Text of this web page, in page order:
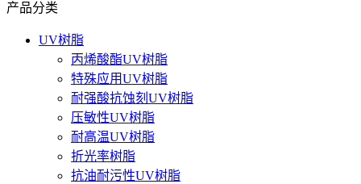
产品分类
UV树脂
丙烯酸酯UV树脂
特殊应用UV树脂
耐强酸抗蚀刻UV树脂
压敏性UV树脂
耐高温UV树脂
折光率树脂
抗油耐污性UV树脂